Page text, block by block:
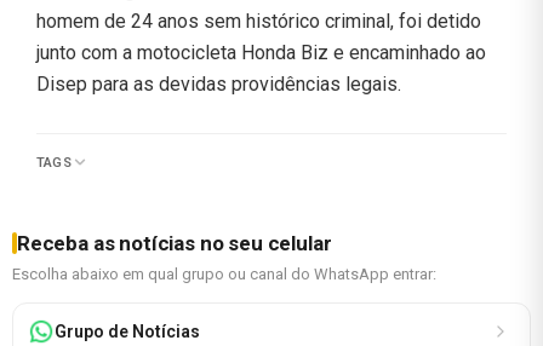
homem de 24 anos sem histórico criminal, foi detido
junto com a motocicleta Honda Biz e encaminhado ao
Disep para as devidas providências legais.
TAGS
Receba as notícias no seu celular
Escolha abaixo em qual grupo ou canal do WhatsApp entrar:
Grupo de Notícias